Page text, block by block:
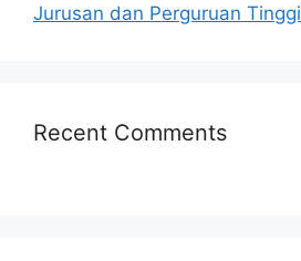
Jurusan dan Perguruan Tinggi
Recent Comments